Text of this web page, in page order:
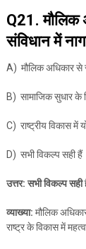
Q21. मौलिक
संविधान में
A) मौलिक अधिकार से
B) सामाजिक सुधार के
C) राष्ट्रीय विकास में
D) सभी विकल्प सही हैं
उत्तर: सभी विकल्प सही
व्याख्या: मौलिक
राष्ट्र के विकास में